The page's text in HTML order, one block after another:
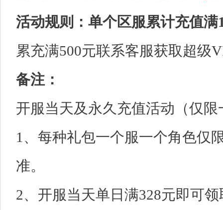
活动规则：单个区服累计充值
累充满500元联系客服获取超级
备注：
开服当天及永久充值活动（仅限
1、每种礼包一个服一个角色仅
准。
2、开服当天单日满328元即可